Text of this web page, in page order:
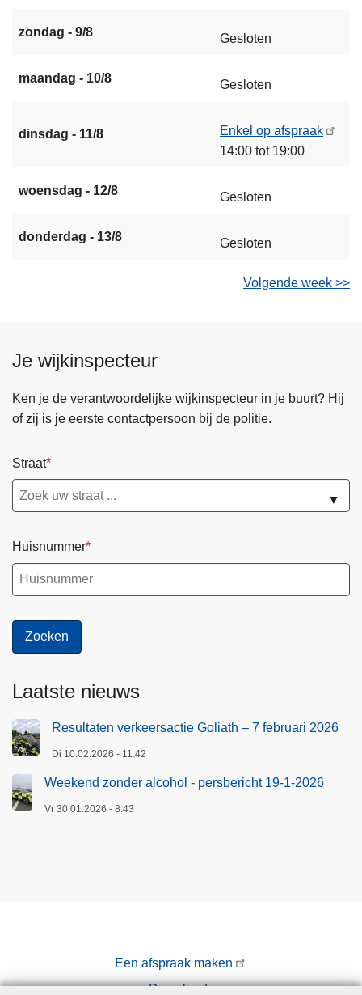
zondag - 9/8 Gesloten
maandag - 10/8 Gesloten
dinsdag - 11/8
Enkel op afspraak
14:00 tot 19:00
woensdag - 12/8 Gesloten
donderdag - 13/8 Gesloten
Volgende week >>
Je wijkinspecteur
Ken je de verantwoordelijke wijkinspecteur in je buurt? Hij
of zij is je eerste contactpersoon bij de politie.
Straat
▼
Huisnummer
Laatste nieuws
Resultaten verkeersactie Goliath – 7 februari 2026
Di 10.02.2026 - 11:42
Weekend zonder alcohol - persbericht 19-1-2026
Vr 30.01.2026 - 8:43
Een afspraak maken
Downloads